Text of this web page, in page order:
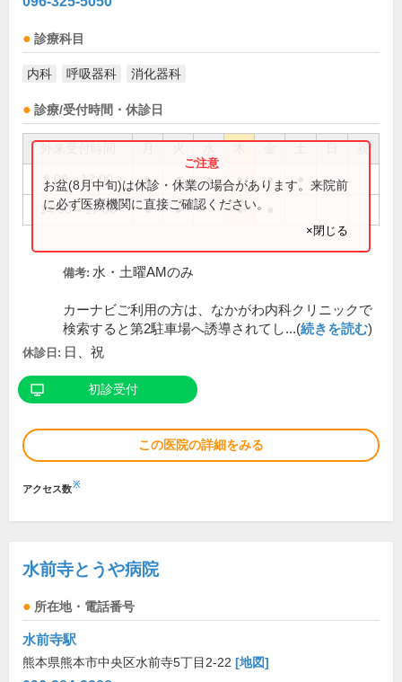
診療科目
内科 呼吸器科 消化器科
診療/受付時間・休診日
祝
9:00～12:00 ● ● ● ● ●
14:00～17:00 ● ● ●
お盆(8月中旬)は休診・休業の場合があります。来院前
に必ず医療機関に直接ご確認ください。
×閉じる
備考: 水・土曜AMのみ
カーナビご利用の方は、なかがわ内科クリニックで
検索すると第2駐車場へ誘導されてし...(続きを読む)
休診日: 日、祝
初診受付
この医院の詳細をみる
アクセス数※
水前寺とうや病院
所在地・電話番号
水前寺駅
熊本県熊本市中央区水前寺5丁目2-22 [地図]